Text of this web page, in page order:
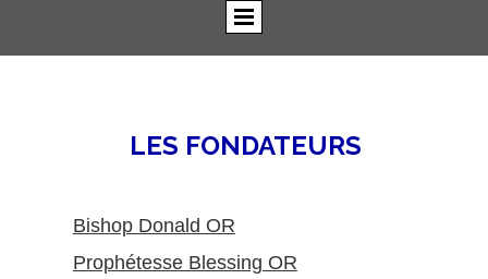
LES FONDATEURS
Bishop Donald OR
Prophétesse Blessing OR